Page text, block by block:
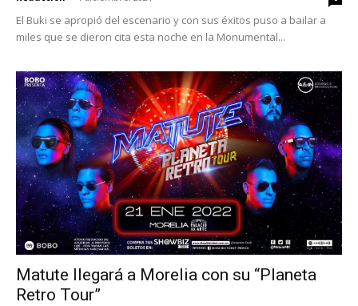
El Buki se apropió del escenario y con sus éxitos puso a bailar a
miles que se dieron cita esta noche en la Monumental...
Matute llegará a Morelia con su “Planeta
Retro Tour”